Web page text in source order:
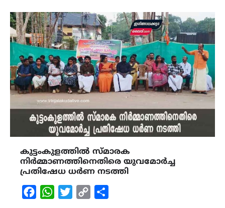
കുട്ടംകുളത്തിൽ സ്മാരക
നിർമ്മാണത്തിനെതിരെ യുവമോർച്ച
പ്രതിഷേധ ധർണ നടത്തി
FacebookWhatsAppTwitterCopy